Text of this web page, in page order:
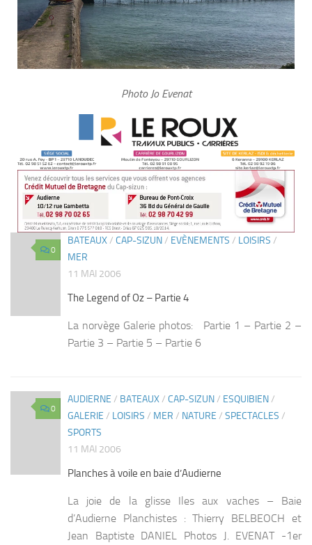
Photo Jo Evenat
0
BATEAUX/ CAP-SIZUN/ EVÈNEMENTS / LOISIRS /
MER
11 MAI 2006
The Legend of Oz – Partie 4
La norvège Galerie photos: Partie 1 – Partie 2 –
Partie 3 – Partie 5 – Partie 6
0
AUDIERNE / BATEAUX/ CAP-SIZUN/ ESQUIBIEN/
GALERIE / LOISIRS / MER / NATURE / SPECTACLES /
SPORTS
11 MAI 2006
Planches à voile en baie d’Audierne
La joie de la glisse Iles aux vaches – Baie
d’Audierne Planchistes : Thierry BELBEOCH et
Jean Baptiste DANIEL Photos J. EVENAT -1er